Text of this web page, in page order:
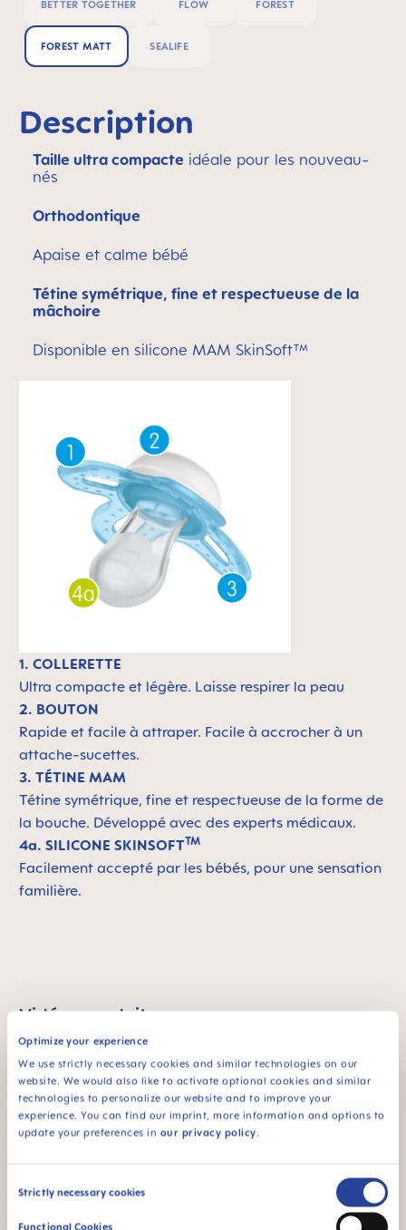
Optimize your experience
We use strictly necessary cookies and similar technologies on our
website. We would also like to activate optional cookies and similar
technologies to personalize our website and to improve your
experience. You can find our imprint, more information and options to
update your preferences in our privacy policy.
Consent
Strictly necessary cookies
Functional Cookies
BETTER TOGETHER FLOW FOREST
FOREST MATT SEALIFE
Description
Taille ultra compacte idéale pour les nouveau-
nés
Orthodontique
Apaise et calme bébé
Tétine symétrique, fine et respectueuse de la
mâchoire
Disponible en silicone MAM SkinSoft™
1. COLLERETTE
Ultra compacte et légère. Laisse respirer la peau
2. BOUTON
Rapide et facile à attraper. Facile à accrocher à un
attache-sucettes.
3. TÉTINE MAM
Tétine symétrique, fine et respectueuse de la forme de
la bouche. Développé avec des experts médicaux.
4a. SILICONE SKINSOFTTM
Facilement accepté par les bébés, pour une sensation
familière.
Vidéos produits